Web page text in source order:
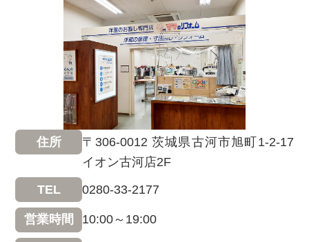
住所
〒306-0012 茨城県古河市旭町1-2-17
イオン古河店2F
TEL 0280-33-2177
営業時間 10:00～19:00